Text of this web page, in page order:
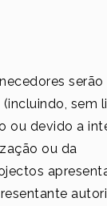
serão
sem
ou devido a
ou da